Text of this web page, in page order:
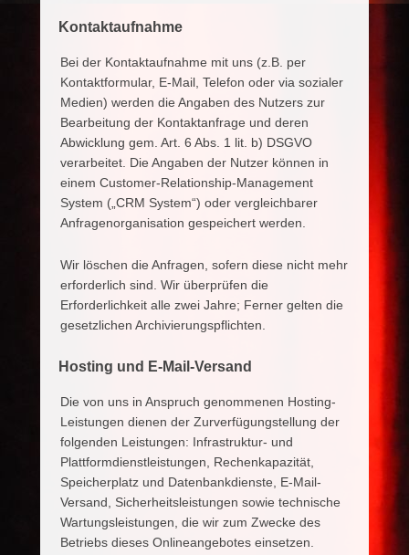
Kontaktaufnahme
Bei der Kontaktaufnahme mit uns (z.B. per
Kontaktformular, E-Mail, Telefon oder via sozialer
Medien) werden die Angaben des Nutzers zur
Bearbeitung der Kontaktanfrage und deren
Abwicklung gem. Art. 6 Abs. 1 lit. b) DSGVO
verarbeitet. Die Angaben der Nutzer können in
einem Customer-Relationship-Management
System („CRM System“) oder vergleichbarer
Anfragenorganisation gespeichert werden.
Wir löschen die Anfragen, sofern diese nicht mehr
erforderlich sind. Wir überprüfen die
Erforderlichkeit alle zwei Jahre; Ferner gelten die
gesetzlichen Archivierungspflichten.
Hosting und E-Mail-Versand
Die von uns in Anspruch genommenen Hosting-
Leistungen dienen der Zurverfügungstellung der
folgenden Leistungen: Infrastruktur- und
Plattformdienstleistungen, Rechenkapazität,
Speicherplatz und Datenbankdienste, E-Mail-
Versand, Sicherheitsleistungen sowie technische
Wartungsleistungen, die wir zum Zwecke des
Betriebs dieses Onlineangebotes einsetzen.